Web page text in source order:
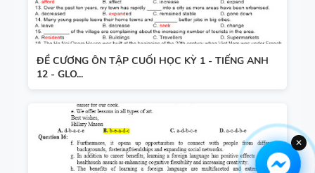
ĐỀ CƯƠNG ÔN TẬP CUỐI HỌC KỲ 1 - TIẾNG ANH
12 - GLO...
✕